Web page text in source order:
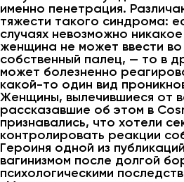
именно пенетрация.
тяжести такого синдрома:
случаях невозможно
женщина не может ввести
собственный палец, — то в
может болезненно
какой-то один вид
Женщины, вылечившиеся от
рассказавшие об этом в
признавались, что хотели
контролировать реакции
Героиня одной из
вагинизмом после долгой
психологическими